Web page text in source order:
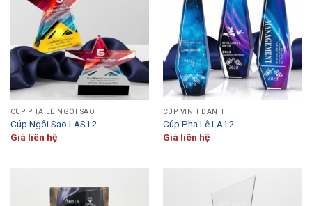
CÚP PHA LÊ NGÔI SAO
Cúp Ngôi Sao LAS12
Giá liên hệ
CÚP VINH DANH
Cúp Pha Lê LA12
Giá liên hệ